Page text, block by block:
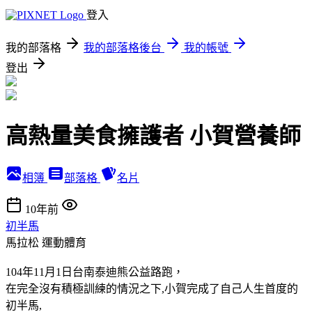
登入
我的部落格 我的部落格後台
我的帳號
登出
高熱量美食擁護者 小賀營養師
相簿 部落格 名片
10年前
初半馬
馬拉松 運動體育
104年11月1日台南泰迪熊公益路跑，
在完全沒有積極訓練的情況之下,小賀完成了自己人生首度的
初半馬,